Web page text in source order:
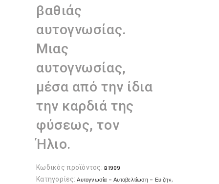
βαθιάς
αυτογνωσίας.
Μιας
αυτογνωσίας,
μέσα από την ίδια
την καρδιά της
φύσεως, τον
Ήλιο.
Κωδικός προϊόντος:B1909
Κατηγορίες:Αυτογνωσία - Αυτοβελτίωση - Ευ ζην,